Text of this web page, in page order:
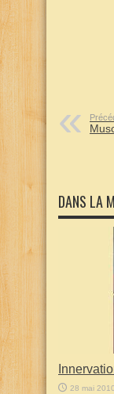
DANS LA
28 mai 2010